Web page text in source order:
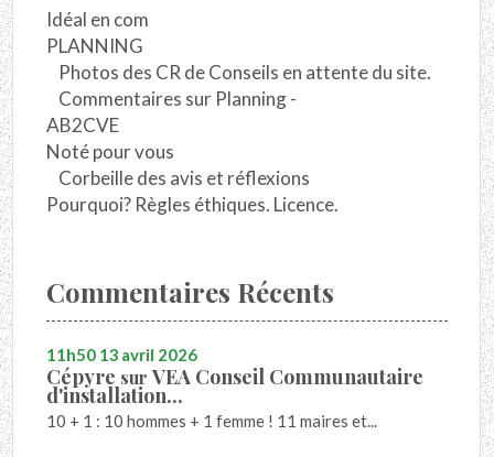
Idéal en com
PLANNING
Photos des CR de Conseils en attente du site.
Commentaires sur Planning -
AB2CVE
Noté pour vous
Corbeille des avis et réflexions
Pourquoi? Règles éthiques. Licence.
Commentaires Récents
11h50 13 avril 2026
Cépyre surVEA Conseil Communautaire
d'installation...
10 + 1 : 10 hommes + 1 femme ! 11 maires et...